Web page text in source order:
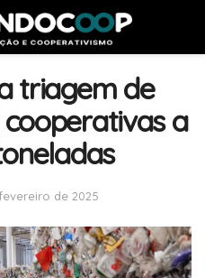
triagem de
a
de 2025